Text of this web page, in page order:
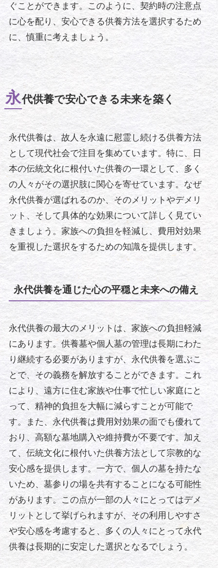
ぐことができます。このように、契約時の注意点
に心を配り、安心できる供養方法を選択するため
に、慎重に考えましょう。
永代供養で安心できる未来を築く
永代供養は、故人を永遠に慰霊し続ける供養方法
として現代社会で注目を集めています。特に、日
本の伝統文化に根付いた供養の一環として、多く
の人々がその選択肢に関心を寄せています。なぜ
永代供養が選ばれるのか、そのメリットやデメリ
ット、そして具体的な効果について詳しく見てい
きましょう。家族への負担を軽減し、費用対効果
を重視した選択をするための知識を提供します。
永代供養を通じた心の平穏と未来への備え
永代供養の最大のメリットは、家族への負担軽減
にあります。供養墓や個人墓の管理は長期にわた
り継続する必要がありますが、永代供養を選ぶこ
とで、その義務を解放することができます。これ
により、遠方に住む家族や仕事で忙しい家庭にと
って、精神的負担を大幅に減らすことが可能で
す。また、永代供養は費用対効果の面でも優れて
おり、高額な墓地購入や維持費が不要です。加え
て、伝統文化に根付いた供養方法として宗教的な
安心感を提供します。一方で、個人の墓を持たな
いため、墓参りの場を共有することになる可能性
があります。この点が一部の人々にとってはデメ
リットとして挙げられますが、その利用しやすさ
や安心感を考慮すると、多くの人々にとって永代
供養は長期的に安定した選択となるでしょう。